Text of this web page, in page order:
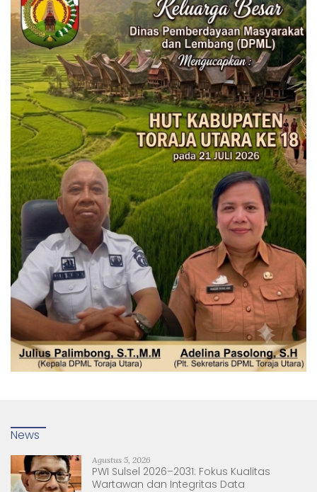
News
Agustus 5, 2026
PWI Sulsel 2026–2031: Fokus Kualitas
Wartawan dan Integritas Data